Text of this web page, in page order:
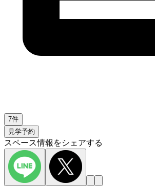
7件
見学予約
スペース情報をシェアする